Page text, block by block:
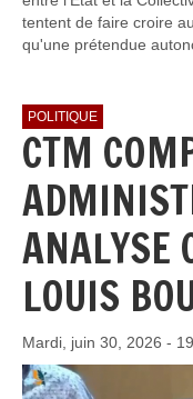
tentent de faire croire
qu'une prétendue
POLITIQUE
CTM
ANALYSE
LOUIS
Mardi, juin 30, 2026 -